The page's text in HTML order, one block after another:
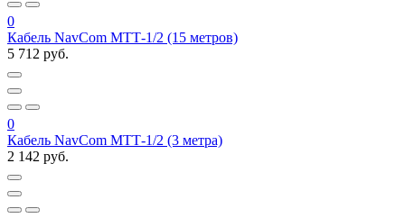
0
Кабель NavCom МТТ-1/2 (15 метров)
5 712 руб.
0
Кабель NavCom МТТ-1/2 (3 метра)
2 142 руб.